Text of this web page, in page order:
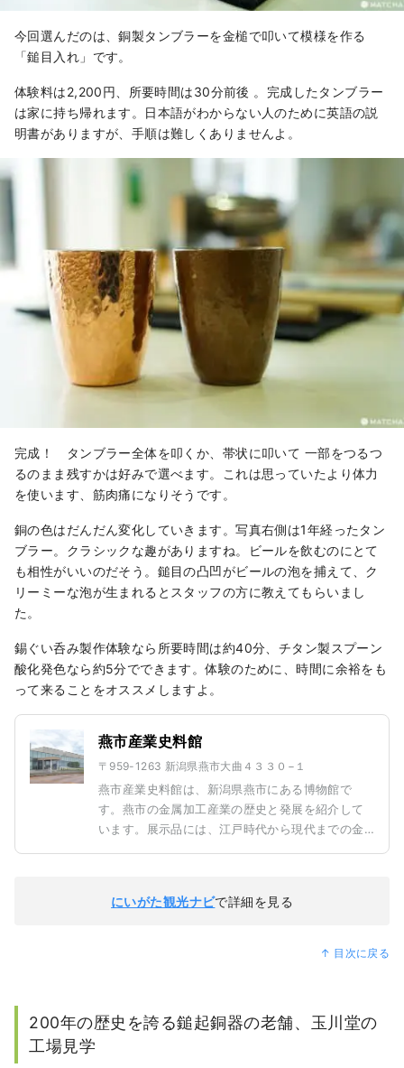
今回選んだのは、銅製タンブラーを金槌で叩いて模様を作る
「鎚目入れ 」です。
体験料は2,200円、所要時間は30分前後 。完成したタンブラー
は家に持ち帰れます。日本語がわからない人のために英語の説
明書がありますが、手順は難しくありませんよ。
完成！ タンブラー全体を叩くか、帯状に叩いて 一部をつるつ
るのまま残すかは好みで選べます。これは思っていたより体力
を使います、筋肉痛になりそうです。
銅の色はだんだん変化していきます。写真右側は1年経ったタン
ブラー。クラシックな趣がありますね。ビールを飲むのにとて
も相性がいいのだそう。鎚目の凸凹がビールの泡を捕えて、ク
リーミーな泡が生まれるとスタッフの方に教えてもらいまし
た。
錫ぐい呑み製作体験なら所要時間は約40分、チタン製スプーン
酸化発色なら約5分でできます。体験のために、時間に余裕をも
って来ることをオススメしますよ。
燕市産業史料館
〒959-1263 新潟県燕市大曲４３３０−１
燕市産業史料館は、新潟県燕市にある博物館で
す。燕市の金属加工産業の歴史と発展を紹介して
います。展示品には、江戸時代から現代までの金
を学ぶことができます。地域の文化遺産を保存
にいがた観光ナビで詳細を見る
↑ 目次に戻る
200年の歴史を誇る鎚起銅器の老舗、玉川堂の
工場見学